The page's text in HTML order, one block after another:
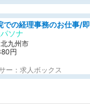
ソナ
九州市
円
ー：求人ボックス